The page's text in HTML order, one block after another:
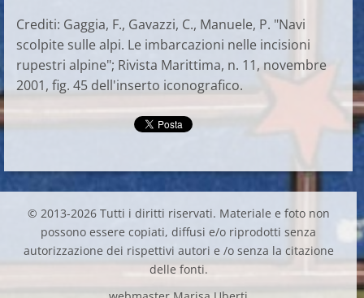
Crediti: Gaggia, F., Gavazzi, C., Manuele, P. "Navi
scolpite sulle alpi. Le imbarcazioni nelle incisioni
rupestri alpine"; Rivista Marittima, n. 11, novembre
2001, fig. 45 dell'inserto iconografico.
© 2013-2026 Tutti i diritti riservati. Materiale e foto non
possono essere copiati, diffusi e/o riprodotti senza
autorizzazione dei rispettivi autori e /o senza la citazione
delle fonti.